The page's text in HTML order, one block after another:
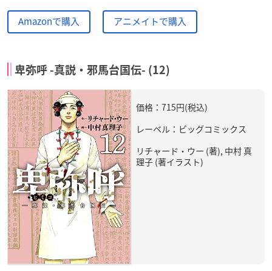
Amazonで購入 アニメイトで購入
卑弥呼 -真説・邪馬台国伝- (12)
価格：715円(税込)
レーベル：ビッグコミックス
リチャード・ウー (著), 中村 真
理子 (著イラスト)